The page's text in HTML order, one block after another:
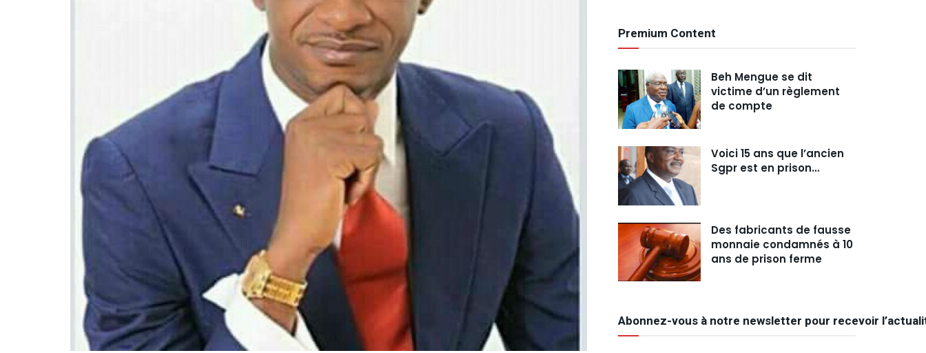
Premium Content
Beh Mengue se dit
victime d’un règlement
de compte
Voici 15 ans que l’ancien
Sgpr est en prison…
Des fabricants de fausse
monnaie condamnés à 10
ans de prison ferme
Abonnez-vous à notre newsletter pour recevoir